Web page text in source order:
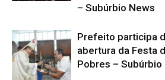
– Subúrbio News
Prefeito participa
abertura da Festa
Pobres – Subúrbio